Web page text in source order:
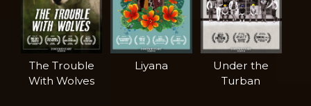
The Trouble
With Wolves
Liyana
Under the
Turban